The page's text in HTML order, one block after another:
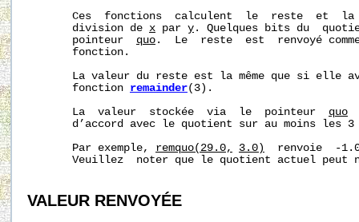
Ces  fonctions  calculent  le  reste  et
       division de
x par y . Quelques bits du
       pointeur
quo .  Le  reste  est  renvoyé
       fonction.
La valeur du reste est la même que si elle
       fonction
remainder(3).
       La  valeur  stockée  via  le  pointeur
quo
d’accord avec le quotient sur au moins les
       Par exemple,
remquo(29.0, 3.0)
renvoie  -
Veuillez  noter que le quotient actuel peut
VALEUR RENVOYÉE